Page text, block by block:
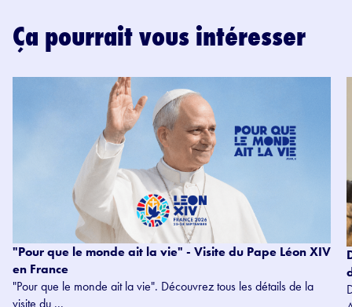
Ça pourrait vous intéresser
"Pour que le monde ait la vie" - Visite du Pape Léon XIV
en France
"Pour que le monde ait la vie". Découvrez tous les détails de la